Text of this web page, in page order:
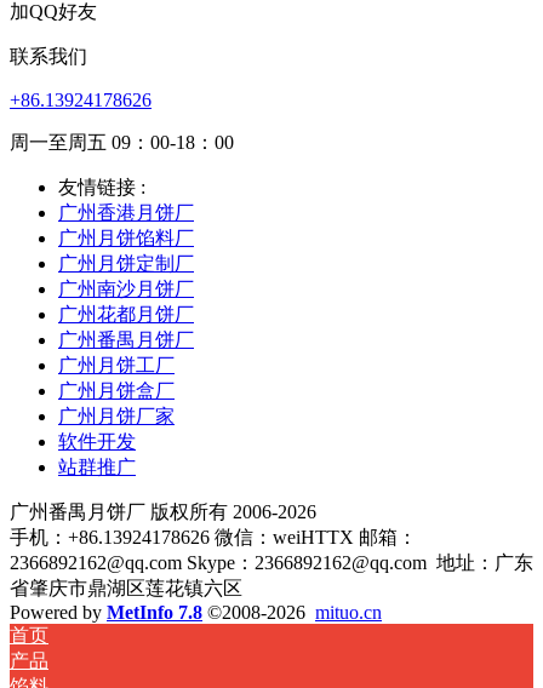
加QQ好友
联系我们
+86.13924178626
周一至周五 09：00-18：00
友情链接 :
广州香港月饼厂
广州月饼馅料厂
广州月饼定制厂
广州南沙月饼厂
广州花都月饼厂
广州番禺月饼厂
广州月饼工厂
广州月饼盒厂
广州月饼厂家
软件开发
站群推广
广州番禺月饼厂 版权所有 2006-2026
手机：+86.13924178626 微信：weiHTTX 邮箱：
2366892162@qq.com Skype：2366892162@qq.com 地址：广东
省肇庆市鼎湖区莲花镇六区
Powered by MetInfo 7.8 ©2008-2026 mituo.cn
首页
产品